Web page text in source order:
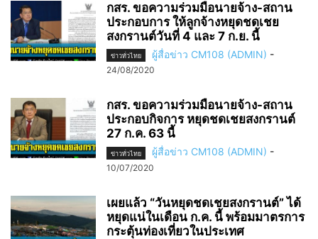
กสร. ขอความร่วมมือนายจ้าง-สถาน
ประกอบการ ให้ลูกจ้างหยุดชดเชย
สงกรานต์วันที่ 4 และ 7 ก.ย. นี้
ข่าวทั่วไทย ผู้สื่อข่าว CM108 (ADMIN) -
24/08/2020
กสร. ขอความร่วมมือนายจ้าง-สถาน
ประกอบกิจการ หยุดชดเชยสงกรานต์
27 ก.ค. 63 นี้
ข่าวทั่วไทย ผู้สื่อข่าว CM108 (ADMIN) -
10/07/2020
เผยแล้ว “วันหยุดชดเชยสงกรานต์” ได้
หยุดแน่ในเดือน ก.ค. นี้ พร้อมมาตรการ
กระตุ้นท่องเที่ยวในประเทศ